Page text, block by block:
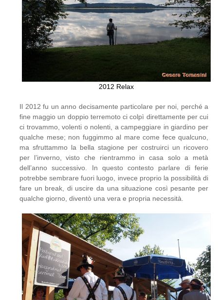
2012 Relax
Il 2012 fu un anno decisamente particolare per noi, perché a
fine maggio un doppio terremoto ci colpì direttamente per cui
ci trovammo, volenti o nolenti, a campeggiare in giardino per
qualche mese; non fuggimmo al mare come fece qualcuno,
ma sfruttammo la bella stagione per costruirci un ricovero
per l’inverno, visto che rientrammo in casa solo a metà
dell’anno successivo. In questo contesto parlare di ferie
potrebbe sembrare fuori luogo, invece proprio la possibilità di
fare un break, di uscire da una situazione così pesante per
qualche giorno, diventò una vera e propria necessità.